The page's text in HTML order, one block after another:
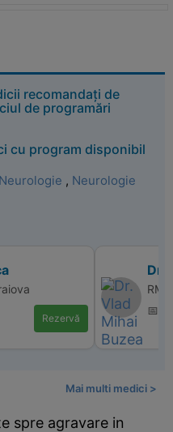
recomandați de
de programări
cu program disponibil
Neurologie , Neurologie
Rezervă
Dr.
📅
Mai multi medici >
spre agravare in